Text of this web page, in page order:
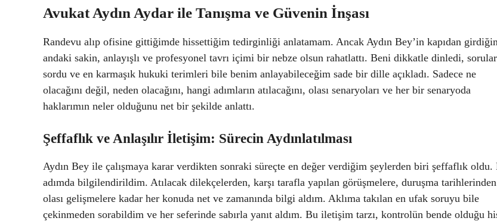
Avukat Aydın Aydar ile Tanışma ve Güvenin İnşası
Randevu alıp ofisine gittiğimde hissettiğim tedirginliği anlatamam. Ancak Aydın Bey’in kapıdan
andaki sakin, anlayışlı ve profesyonel tavrı içimi bir nebze olsun rahatlattı. Beni dikkatle dinledi, sorular
sordu ve en karmaşık hukuki terimleri bile benim anlayabileceğim sade bir dille açıkladı. Sadece ne
olacağını değil, neden olacağını, hangi adımların atılacağını, olası senaryoları ve her bir senaryoda
haklarımın neler olduğunu net bir şekilde anlattı.
Şeffaflık ve Anlaşılır İletişim: Sürecin Aydınlatılması
Aydın Bey ile çalışmaya karar verdikten sonraki süreçte en değer verdiğim şeylerden biri şeffaflık oldu.
adımda bilgilendirildim. Atılacak dilekçelerden, karşı tarafla yapılan görüşmelere, duruşma tarihlerinden
olası gelişmelere kadar her konuda net ve zamanında bilgi aldım. Aklıma takılan en ufak soruyu bile
çekinmeden sorabildim ve her seferinde sabırla yanıt aldım. Bu iletişim tarzı, kontrolün bende olduğu